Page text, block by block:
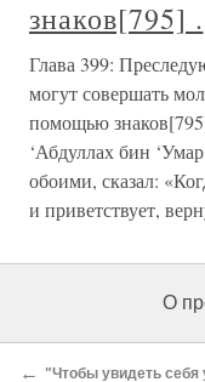
знаков[795] .
Глава 399:
могут совершать
помощью
‘Абдуллах бин
обоими, сказал:
и приветствует,
О
←